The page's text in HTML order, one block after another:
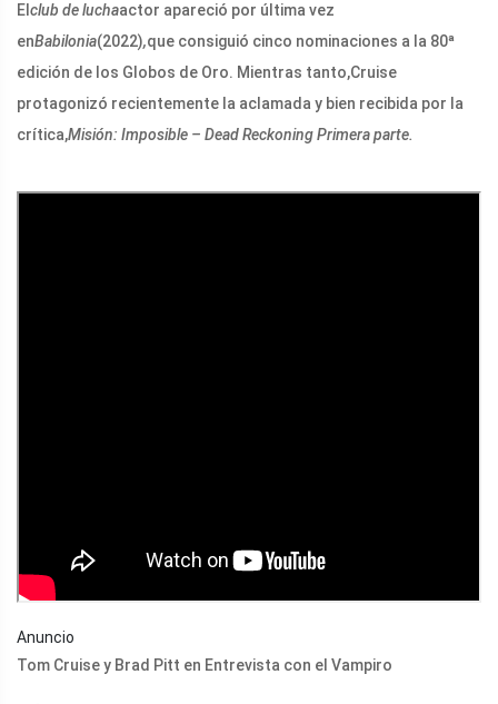
El club de luchaactor apareció por última vez
enBabilonia(2022),que consiguió cinco nominaciones a la 80ª
edición de los Globos de Oro. Mientras tanto,Cruise
protagonizó recientemente la aclamada y bien recibida por la
crítica,Misión: Imposible – Dead Reckoning Primera parte.
Anuncio
Tom Cruise y Brad Pitt en Entrevista con el Vampiro